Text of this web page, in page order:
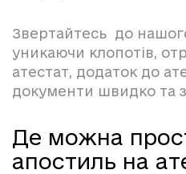
Звертайтесь до
уникаючи клопотів,
атестат, додаток до
документи швидко та
Де можна
апостиль на